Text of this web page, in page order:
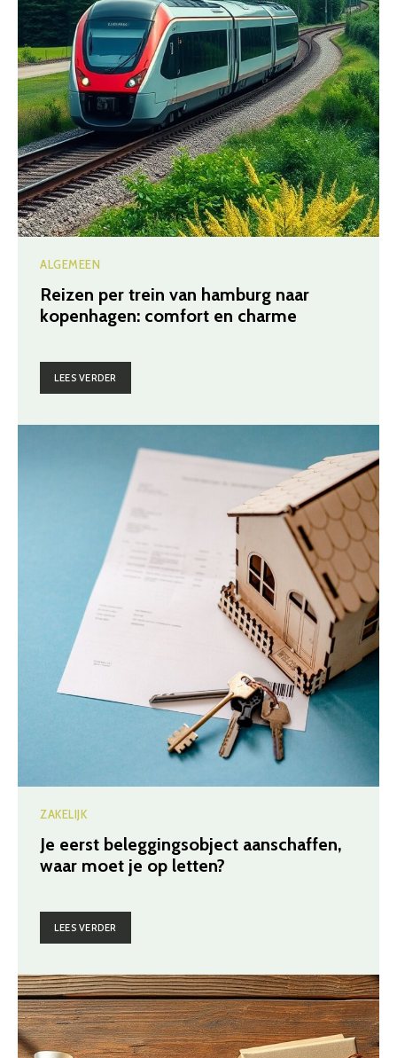
ALGEMEEN
Reizen per trein van hamburg naar
kopenhagen: comfort en charme
LEES VERDER
ZAKELIJK
Je eerst beleggingsobject aanschaffen,
waar moet je op letten?
LEES VERDER